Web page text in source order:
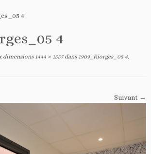
4
4
dimensions1444 × 1557dans1909_Riorges_05 4.
Suivant →